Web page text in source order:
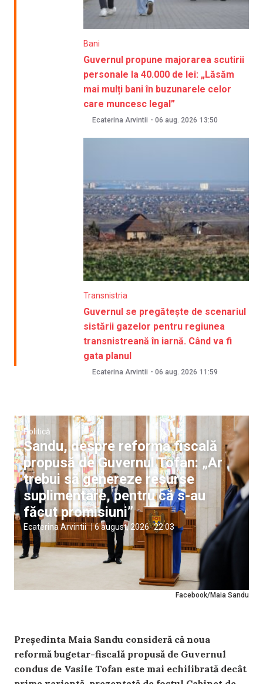
Bani
Guvernul propune majorarea scutirii
personale la 40.000 de lei: „Lăsăm
mai mulți bani în buzunarele celor
care muncesc legal”
Ecaterina Arvintii - 06 aug. 2026 13:50
Transnistria
Guvernul se pregătește de scenariul
sistării gazelor pentru regiunea
transnistreană în iarnă. Când va fi
gata planul
Ecaterina Arvintii - 06 aug. 2026 11:59
Facebook/Maia Sandu
Politică
Sandu, despre reforma fiscală
propusă de Guvernul Tofan: „Ar
trebui să genereze resurse
suplimentare, pentru că s-au
făcut promisiuni”
Ecaterina Arvintii |6 august, 2026 22:03
Președinta Maia Sandu consideră că noua
reformă bugetar-fiscală propusă de Guvernul
condus de Vasile Tofan este mai echilibrată decât